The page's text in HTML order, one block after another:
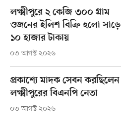
লক্ষ্মীপুরে ২ কেজি ৩০০ গ্রাম
ওজনের ইলিশ বিক্রি হলো সাড়ে
১০ হাজার টাকায়
০৩ আগস্ট ২০২৬
প্রকাশ্যে মাদক সেবন করছিলেন
লক্ষ্মীপুরের বিএনপি নেতা
০৩ আগস্ট ২০২৬